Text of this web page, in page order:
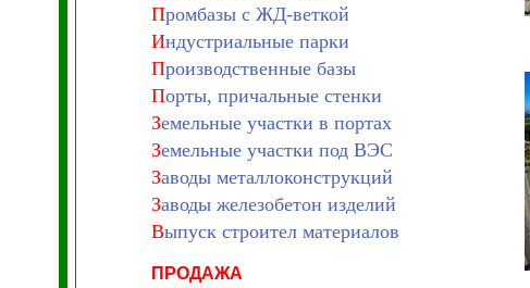
Промбазы с ЖД-веткой
Индустриальные парки
Производственные базы
Порты, причальные стенки
Земельные участки в портах
Земельные участки под ВЭС
Заводы металлоконструкций
Заводы железобетон изделий
Выпуск строител материалов
ПРОДАЖА